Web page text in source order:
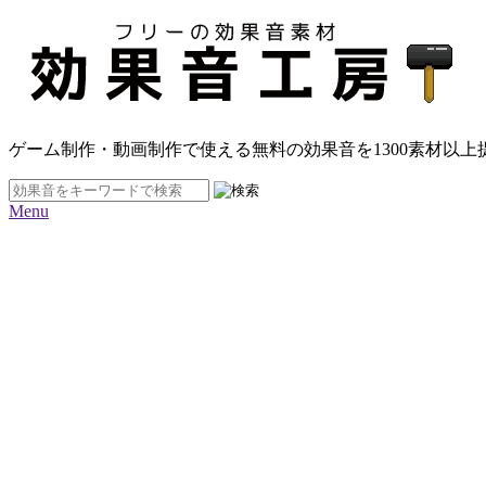
ゲーム制作・動画制作で使える無料の効果音を1300素材以上
Menu